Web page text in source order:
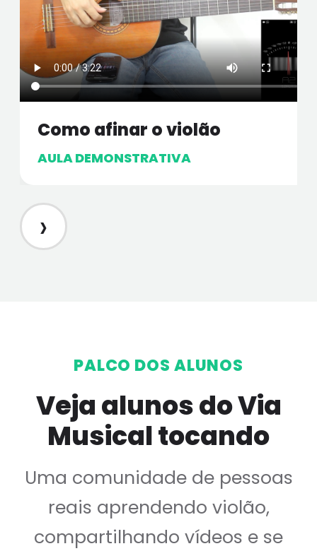
Como afinar o violão
AULA DEMONSTRATIVA
›
PALCO DOS ALUNOS
Veja alunos do Via
Musical tocando
Uma comunidade de pessoas
reais aprendendo violão,
compartilhando vídeos e se